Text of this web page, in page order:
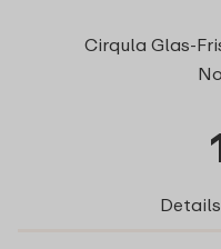
Cirqula Glas-
Details